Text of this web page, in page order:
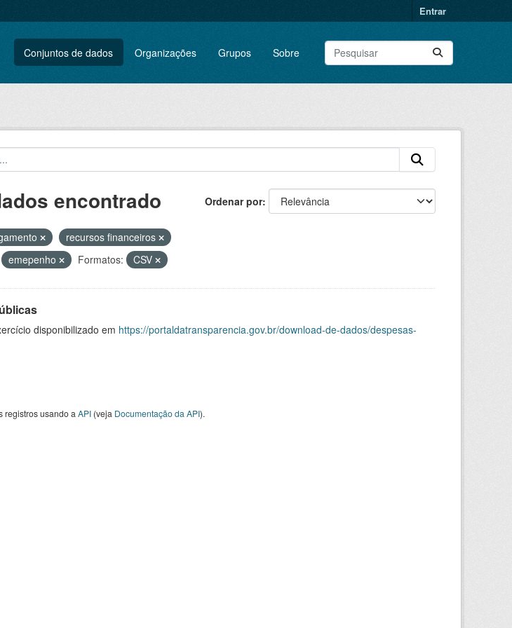
Entrar
Conjuntos de dados Organizações Grupos Sobre
Ordenar por
encontrado
recursos financeiros
emepenho Formatos: CSV
disponibilizado em https://portaldatransparencia.gov.br/download-de-dados/despesas-
registros usando a API(veja Documentação da API).